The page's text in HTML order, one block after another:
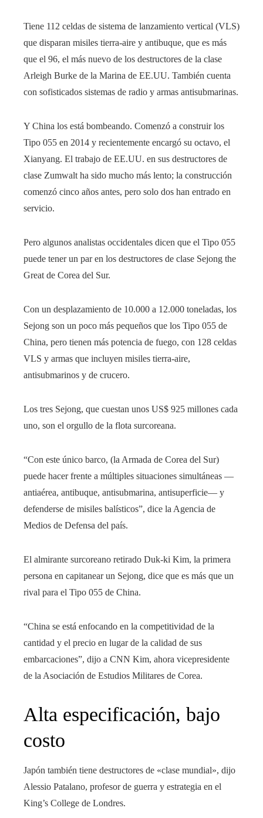
Tiene 112 celdas de sistema de lanzamiento vertical (VLS)
que disparan misiles tierra-aire y antibuque, que es más
que el 96, el más nuevo de los destructores de la clase
Arleigh Burke de la Marina de EE.UU. También cuenta
con sofisticados sistemas de radio y armas antisubmarinas.
Y China los está bombeando. Comenzó a construir los
Tipo 055 en 2014 y recientemente encargó su octavo, el
Xianyang. El trabajo de EE.UU. en sus destructores de
clase Zumwalt ha sido mucho más lento; la construcción
comenzó cinco años antes, pero solo dos han entrado en
servicio.
Pero algunos analistas occidentales dicen que el Tipo 055
puede tener un par en los destructores de clase Sejong the
Great de Corea del Sur.
Con un desplazamiento de 10.000 a 12.000 toneladas, los
Sejong son un poco más pequeños que los Tipo 055 de
China, pero tienen más potencia de fuego, con 128 celdas
VLS y armas que incluyen misiles tierra-aire,
antisubmarinos y de crucero.
Los tres Sejong, que cuestan unos US$ 925 millones cada
uno, son el orgullo de la flota surcoreana.
“Con este único barco, (la Armada de Corea del Sur)
puede hacer frente a múltiples situaciones simultáneas —
antiaérea, antibuque, antisubmarina, antisuperficie— y
defenderse de misiles balísticos”, dice la Agencia de
Medios de Defensa del país.
El almirante surcoreano retirado Duk-ki Kim, la primera
persona en capitanear un Sejong, dice que es más que un
rival para el Tipo 055 de China.
“China se está enfocando en la competitividad de la
cantidad y el precio en lugar de la calidad de sus
embarcaciones”, dijo a CNN Kim, ahora vicepresidente
de la Asociación de Estudios Militares de Corea.
Alta especificación, bajo
costo
Japón también tiene destructores de «clase mundial», dijo
Alessio Patalano, profesor de guerra y estrategia en el
King’s College de Londres.